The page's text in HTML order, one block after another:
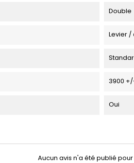
Double
Levier
3900
Oui
Aucun avis n'a été publié